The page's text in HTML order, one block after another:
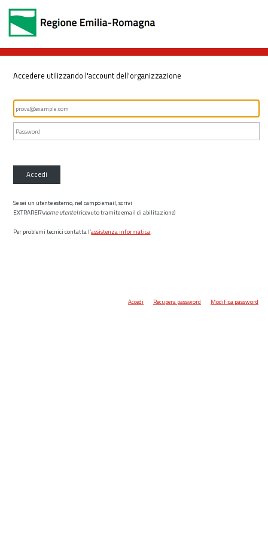
Accedere utilizzando l'account dell'organizzazione
Accedi
Se sei un utente esterno, nel campo email, scrivi
EXTRARER\nome utente(ricevuto tramite email di abilitazione)
Per problemi tecnici contatta l’assistenza informatica.
Accedi Recupera password Modifica password